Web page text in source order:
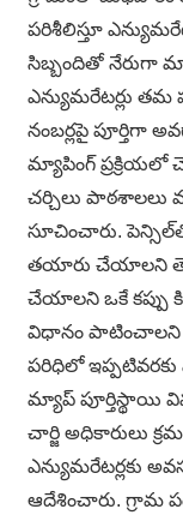
పరిశీలిస్తూ
సిబ్బందితో నేరుగా
ఎన్యుమరేటర్లు తమ
నంబర్లపై పూర్తిగా
మ్యాపింగ్ ప్రక్రియలో
చర్చిలు పాఠశాలలు
సూచించారు.
తయారు చేయాలని
చేయాలని ఒకే కప్పు
విధానం పాటించాలని
పరిధిలో
మ్యాప్ పూర్తిస్థాయి
చార్జి అధికారులు
ఎన్యుమరేటర్లకు
ఆదేశించారు. గ్రామ